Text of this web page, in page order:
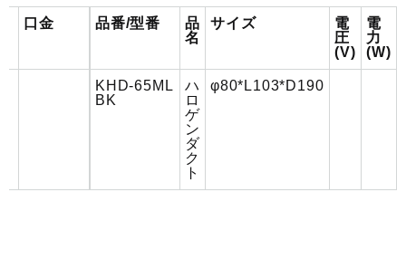
口金 品番/型番
品
名
サイズ
電
圧
(V)
電
力
(W)
KHD-65ML
BK
ハ
ロ
ゲ
ン
ダ
ク
ト
φ80*L103*D190